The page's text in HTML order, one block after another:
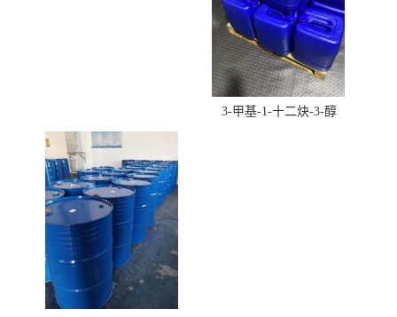
3-甲基-1-十二炔-3-醇